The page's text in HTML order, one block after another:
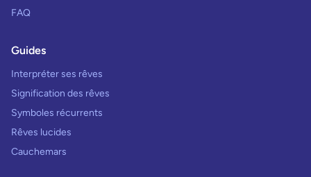
FAQ
Guides
Interpréter ses rêves
Signification des rêves
Symboles récurrents
Rêves lucides
Cauchemars